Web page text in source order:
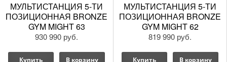
МУЛЬТИСТАНЦИЯ 5-ТИ
ПОЗИЦИОННАЯ BRONZE
GYM MIGHT 63
930 990 руб.
Купить В корзину
МУЛЬТИСТАНЦИЯ 5-ТИ
ПОЗИЦИОННАЯ BRONZE
GYM MIGHT 62
819 990 руб.
Купить В корзину